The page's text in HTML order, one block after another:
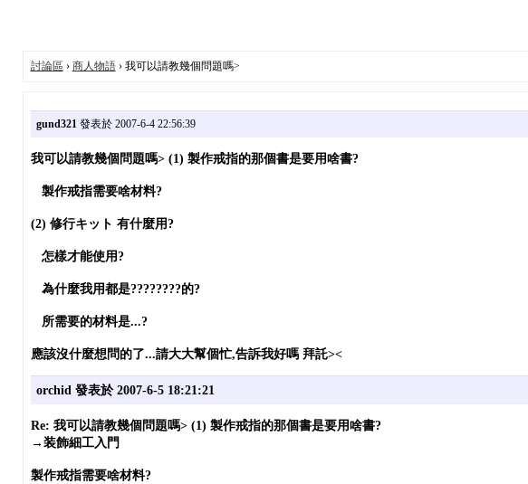
討論區 › 商人物語› 我可以請教幾個問題嗎>
gund321發表於 2007-6-4 22:56:39
我可以請教幾個問題嗎>(1) 製作戒指的那個書是要用啥書?
製作戒指需要啥材料?
(2) 修行キット 有什麼用?
怎樣才能使用?
為什麼我用都是????????的?
所需要的材料是...?
應該沒什麼想問的了...請大大幫個忙,告訴我好嗎 拜託><
orchid 發表於 2007-6-5 18:21:21
Re: 我可以請教幾個問題嗎>(1) 製作戒指的那個書是要用啥書?
→装飾細工入門
製作戒指需要啥材料?